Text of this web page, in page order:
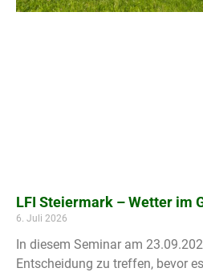
LFI Steiermark – Wetter im
6. Juli 2026
In diesem Seminar am
Entscheidung zu treffen, bevor